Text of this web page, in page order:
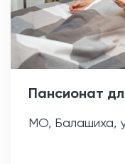
Пансионат
МО, Балашиха,